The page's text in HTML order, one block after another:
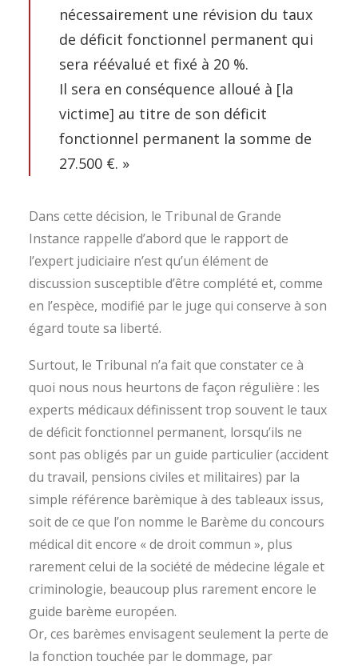
nécessairement une révision du taux
de déficit fonctionnel permanent qui
sera réévalué et fixé à 20 %.
Il sera en conséquence alloué à [la
victime] au titre de son déficit
fonctionnel permanent la somme de
27.500 €. »
Dans cette décision, le Tribunal de Grande
Instance rappelle d’abord que le rapport de
l’expert judiciaire n’est qu’un élément de
discussion susceptible d’être complété et, comme
en l’espèce, modifié par le juge qui conserve à son
égard toute sa liberté.
Surtout, le Tribunal n’a fait que constater ce à
quoi nous nous heurtons de façon régulière : les
experts médicaux définissent trop souvent le taux
de déficit fonctionnel permanent, lorsqu’ils ne
sont pas obligés par un guide particulier (accident
du travail, pensions civiles et militaires) par la
simple référence barèmique à des tableaux issus,
soit de ce que l’on nomme le Barème du concours
médical dit encore « de droit commun », plus
rarement celui de la société de médecine légale et
criminologie, beaucoup plus rarement encore le
guide barème européen.
Or, ces barèmes envisagent seulement la perte de
la fonction touchée par le dommage, par